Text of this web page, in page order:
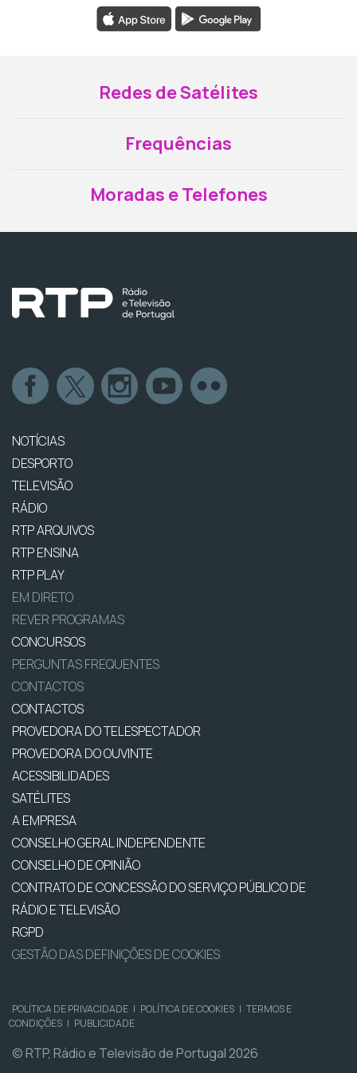
Redes de Satélites
Frequências
Moradas e Telefones
NOTÍCIAS
DESPORTO
TELEVISÃO
RÁDIO
RTP ARQUIVOS
RTP ENSINA
RTP PLAY
EM DIRETO
REVER PROGRAMAS
CONCURSOS
PERGUNTAS FREQUENTES
CONTACTOS
CONTACTOS
PROVEDORA DO TELESPECTADOR
PROVEDORA DO OUVINTE
ACESSIBILIDADES
SATÉLITES
A EMPRESA
CONSELHO GERAL INDEPENDENTE
CONSELHO DE OPINIÃO
CONTRATO DE CONCESSÃO DO SERVIÇO PÚBLICO DE
RÁDIO E TELEVISÃO
RGPD
GESTÃO DAS DEFINIÇÕES DE COOKIES
POLÍTICA DE PRIVACIDADE | POLÍTICA DE COOKIES | TERMOS E
CONDIÇÕES | PUBLICIDADE
© RTP, Rádio e Televisão de Portugal 2026